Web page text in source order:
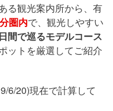
る観光案内所から、有
圏内で、観光しやすい
間で巡るモデルコース
ットを厳選してご紹介
6/20)現在で計算して